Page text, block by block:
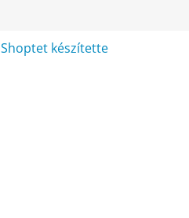
Shoptet készítette